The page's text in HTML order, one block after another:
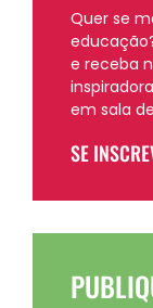
Quer se
e receba
em sala
SE